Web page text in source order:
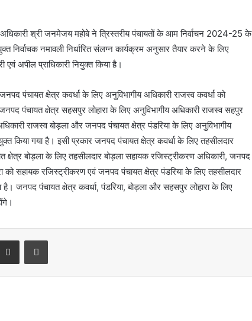
श्री जनमेजय महोबे ने त्रिस्तरीय पंचायतों के आम निर्वाचन 2024-25 के
निर्वाचक नमावली निर्धारित संलग्न कार्यक्रम अनुसार तैयार करने के लिए
अपील प्राधिकारी नियुक्त किया है।
पंचायत क्षेत्र कवर्धा के लिए अनुविभागीय अधिकारी राजस्व कवर्धा को
पंचायत क्षेत्र सहसपुर लोहारा के लिए अनुविभागीय अधिकारी राजस्व सहपुर
राजस्व बोड़ला और जनपद पंचायत क्षेत्र पंडरिया के लिए अनुविभागीय
किया गया है। इसी प्रकार जनपद पंचायत क्षेत्र कवर्धा के लिए तहसीलदार
क्षेत्र बोड़ला के लिए तहसीलदार बोड़ला सहायक रजिस्ट्रीकरण अधिकारी, जनपद
को सहायक रजिस्ट्रीकरण एवं जनपद पंचायत क्षेत्र पंडरिया के लिए तहसीलदार
जनपद पंचायत क्षेत्र कवर्धा, पंडरिया, बोड़ला और सहसपुर लोहारा के लिए